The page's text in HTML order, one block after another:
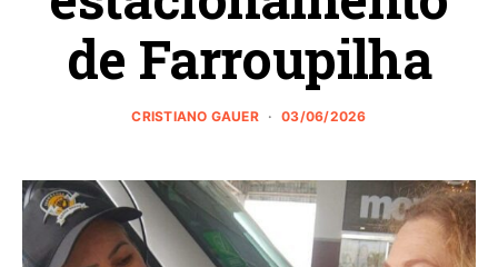
de Farroupilha
CRISTIANO GAUER 03/06/2026